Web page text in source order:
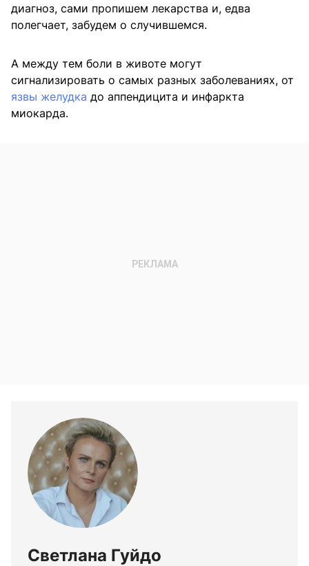
диагноз, сами пропишем лекарства и, едва
полегчает, забудем о случившемся.
А между тем боли в животе могут
сигнализировать о самых разных заболеваниях, от
язвы желудка до аппендицита и инфаркта
миокарда.
Светлана Гуйдо